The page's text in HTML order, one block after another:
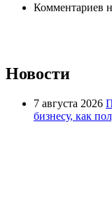
Комментариев
Новости
7 августа 2026
бизнесу, как